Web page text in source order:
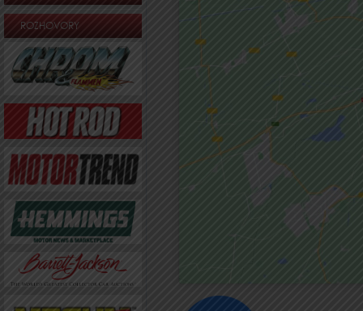
ROZHOVORY